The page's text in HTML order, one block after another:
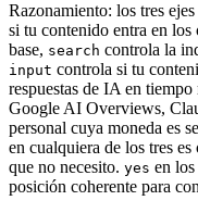
Razonamiento: los tres
si tu contenido entra en
base, search controla la
input controla si tu
respuestas de IA en
Google AI Overviews,
personal cuya moneda es
en cualquiera de los tres
que no necesito. yes en
posición coherente para